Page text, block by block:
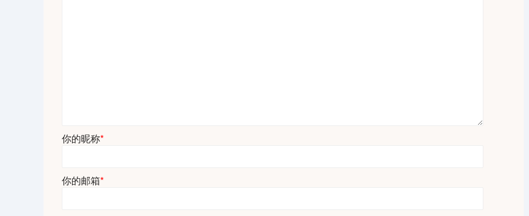
你的昵称*
你的邮箱*